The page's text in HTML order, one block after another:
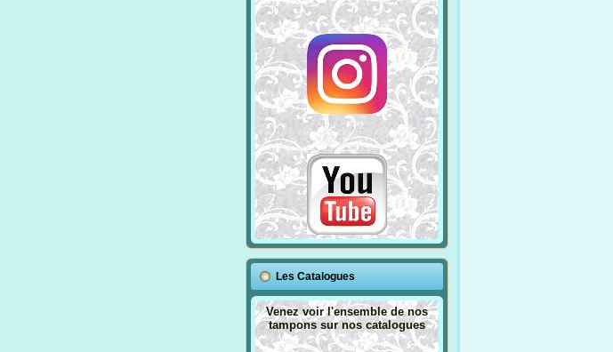
Les Catalogues
Venez voir l'ensemble de nos
tampons sur nos catalogues